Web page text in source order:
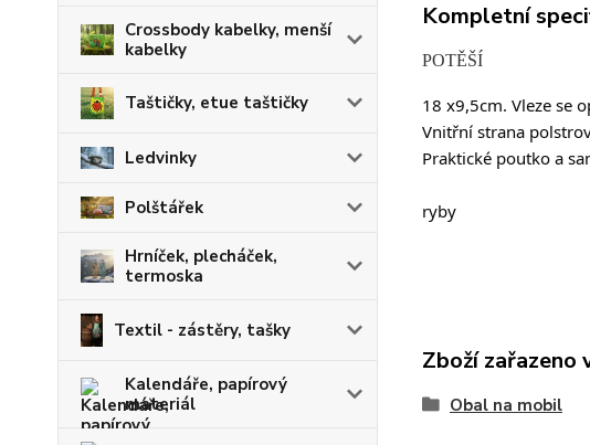
Crossbody kabelky, menší
kabelky
Taštičky, etue taštičky
Ledvinky
Polštářek
Hrníček, plecháček,
termoska
Textil - zástěry, tašky
Kalendáře, papírový
materiál
Kompletní
POTĚŠÍ
18 x9,5cm. Vleze se
Vnitřní strana
Praktické poutko a
ryby
Zboží zařazeno
Obal na mobil